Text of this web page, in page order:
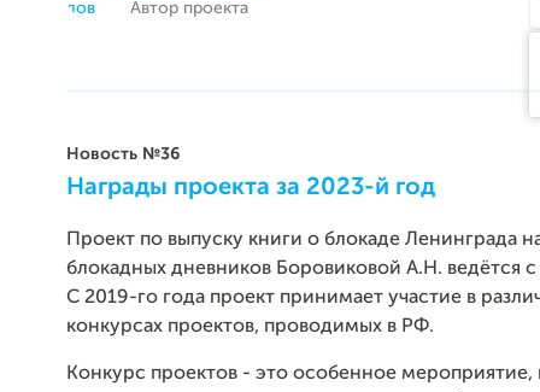
Автор проекта
Новость №36
Награды проекта за 2023-й год
Проект по выпуску книги о блокаде Ленинграда
блокадных дневников Боровиковой А.Н. ведётся с
С 2019-го года проект принимает участие в
конкурсах проектов, проводимых в РФ.
Конкурс проектов - это особенное мероприятие,